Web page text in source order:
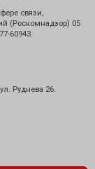
связи,
(Роскомнадзор) 05
60943.
Руднева 26.